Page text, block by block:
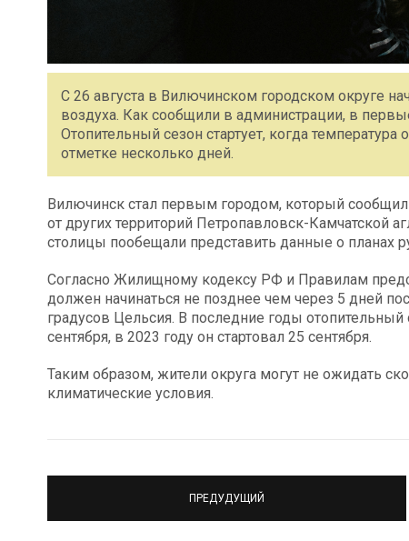
С 26 августа в Вилючинском городском округе
воздуха. Как сообщили в администрации, в
Отопительный сезон стартует, когда
отметке несколько дней.
Вилючинск стал первым городом, который
от других территорий Петропавловск-Камчатской
столицы пообещали представить данные о планах
Согласно Жилищному кодексу РФ и Правилам
должен начинаться не позднее чем через 5 дней
градусов Цельсия. В последние годы
сентября, в 2023 году он стартовал 25 сентября.
Таким образом, жители округа могут не ожидать
климатические условия.
ПРЕДУДУЩИЙ